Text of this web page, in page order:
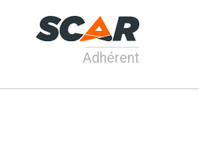
Adhérent